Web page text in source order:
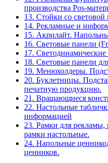
производства Pos-
13. Стойки со
14. Рекламные и
15. Акрилайт.
16. Световые панели
17. Светодинамические
18. Световые панели
19. Менюхолдеры.
20. Буклетницы.
печатную продукцию.
21. Вращающиеся
22. Настольные
информацией
23. Рамки для
рамки настольные.
24. Напольные
ценников.